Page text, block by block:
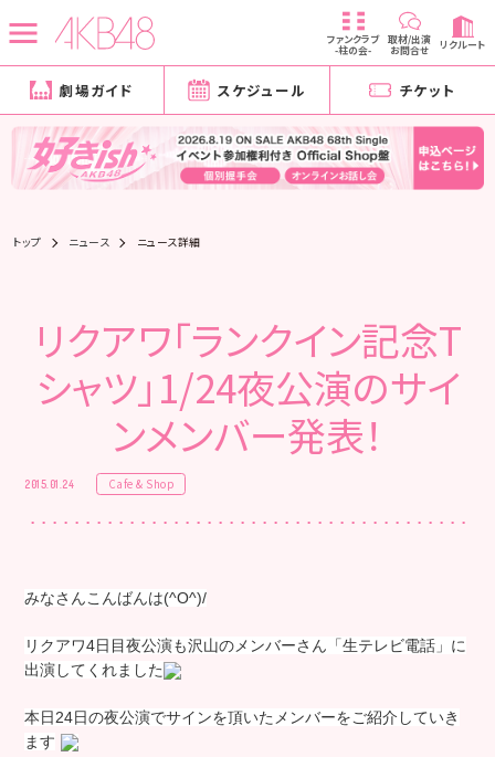
ファンクラブ
-柱の会-
取材/出演
お問合せ リクルート
劇場ガイド スケジュール チケット
トップ ニュース ニュース詳細
リクアワ「ランクイン記念T
シャツ」1/24夜公演のサイ
ンメンバー発表！
2015.01.24 Cafe & Shop
みなさんこんばんは(^O^)/
リクアワ4日目夜公演も沢山のメンバーさん「生テレビ電話」に
出演してくれました
本日24日の夜公演でサインを頂いたメンバーをご紹介していき
ます